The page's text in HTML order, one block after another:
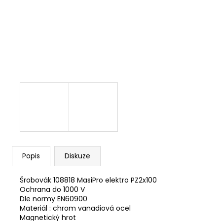
Popis Diskuze
Šrobovák 108818 MasiPro elektro PZ2x100
Ochrana do 1000 V
Dle normy EN60900
Materiál : chrom vanadiová ocel
Magnetický hrot